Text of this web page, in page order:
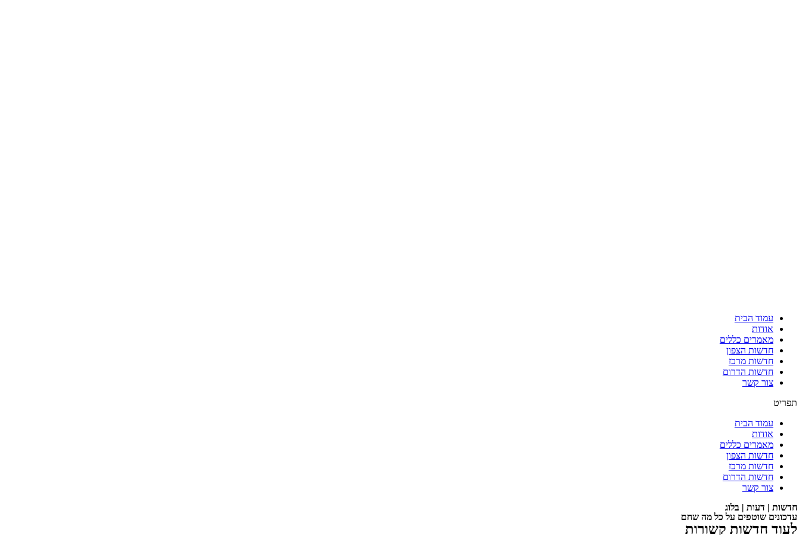
עמוד הבית
אודות
מאמרים כללים
חדשות הצפון
חדשות מרכז
חדשות הדרום
צור קשר
תפריט
עמוד הבית
אודות
מאמרים כללים
חדשות הצפון
חדשות מרכז
חדשות הדרום
צור קשר
חדשות | דעות | בלוג
עדכונים שוטפים על כל מה שחם
לעוד חדשות קשורות